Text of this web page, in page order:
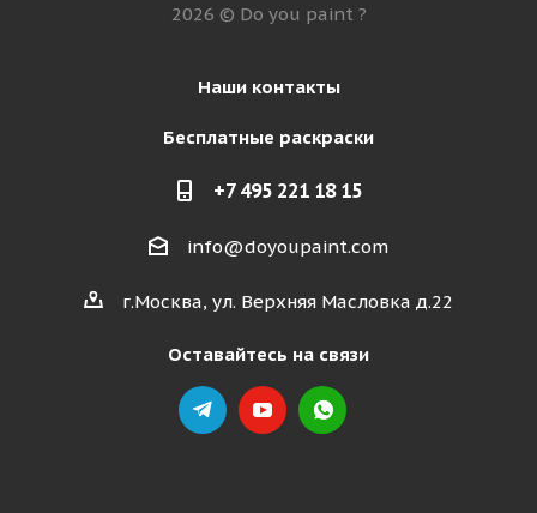
2026 © Do you paint ?
Наши контакты
Бесплатные раскраски
+7 495 221 18 15
info@doyoupaint.com
г.Москва, ул. Верхняя Масловка д.22
Оставайтесь на связи